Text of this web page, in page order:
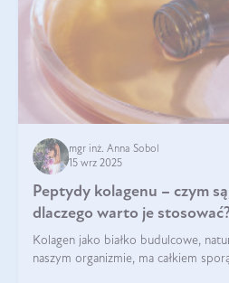
mgr inż. Anna Sobol
15 wrz 2025
Peptydy kolagenu – czym
dlaczego warto je
Kolagen jako białko budulcowe,
naszym organizmie, ma całkiem